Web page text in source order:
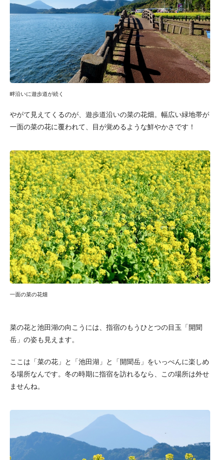
畔沿いに遊歩道が続く
やがて見えてくるのが、遊歩道沿いの菜の花畑。幅広い緑地帯が
一面の菜の花に覆われて、目が覚めるような鮮やかさです！
一面の菜の花畑
菜の花と池田湖の向こうには、指宿のもうひとつの目玉「開聞
岳」の姿も見えます。
ここは「菜の花」と「池田湖」と「開聞岳」をいっぺんに楽しめ
る場所なんです。冬の時期に指宿を訪れるなら、この場所は外せ
ませんね。